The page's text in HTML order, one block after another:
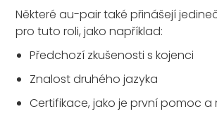
Některé au-pair také přinášejí
pro tuto roli, jako například:
Předchozí zkušenosti s kojenci
Znalost druhého jazyka
Certifikace, jako je první pomoc a